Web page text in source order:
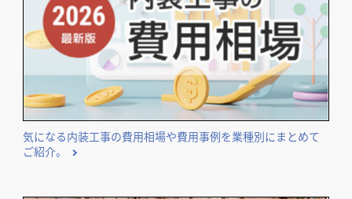
気になる内装工事の費用相場や費用事例を業種別にまとめて
ご紹介。